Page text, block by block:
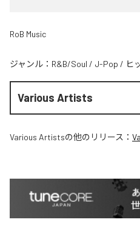
RoB Music
ジャンル： R&B/Soul / J-Pop / ヒ
Various Artists
Various Artistsの他のリリース：